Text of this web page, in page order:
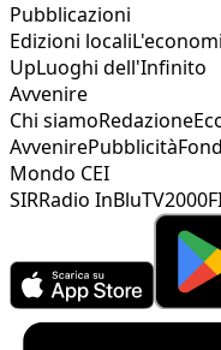
Pubblicazioni
Edizioni locali
UpLuoghi dell'Infinito
Avvenire
Chi siamoRedazione
AvvenirePubblicità
Mondo CEI
SIRRadio InBluTV2000